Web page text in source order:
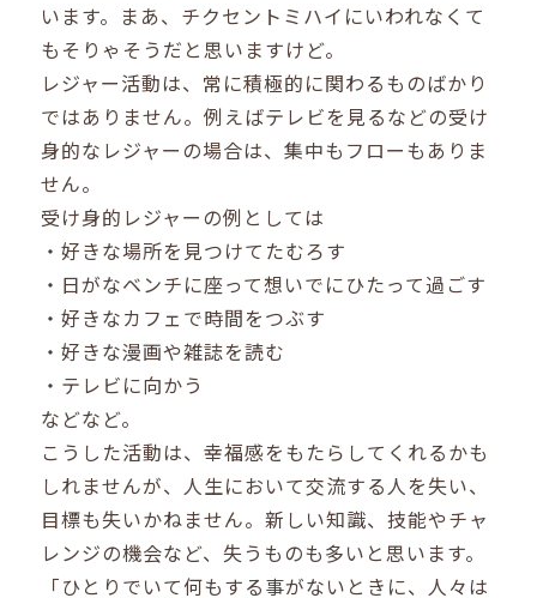
います。まあ、チクセントミハイにいわれなくて
もそりゃそうだと思いますけど。
レジャー活動は、常に積極的に関わるものばかり
ではありません。例えばテレビを見るなどの受け
身的なレジャーの場合は、集中もフローもありま
せん。
受け身的レジャーの例としては
・好きな場所を見つけてたむろす
・日がなベンチに座って想いでにひたって過ごす
・好きなカフェで時間をつぶす
・好きな漫画や雑誌を読む
・テレビに向かう
などなど。
こうした活動は、幸福感をもたらしてくれるかも
しれませんが、人生において交流する人を失い、
目標も失いかねません。新しい知識、技能やチャ
レンジの機会など、失うものも多いと思います。
「ひとりでいて何もする事がないときに、人々は